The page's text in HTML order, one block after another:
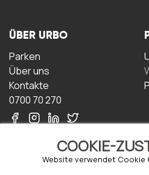
COOKIE-
Website verwendet Cookie
ÜBER URBO
Parken
Über uns
Kontakte
0700 70 270